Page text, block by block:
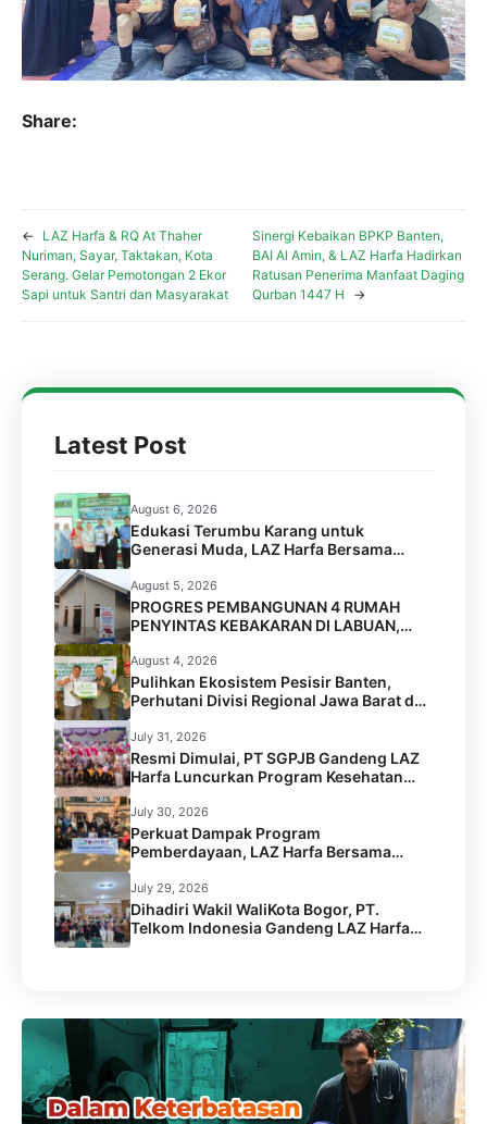
Share:
←
LAZ Harfa & RQ At Thaher
Nuriman, Sayar, Taktakan, Kota
Serang. Gelar Pemotongan 2 Ekor
Sapi untuk Santri dan Masyarakat
Sinergi Kebaikan BPKP Banten,
BAI Al Amin, & LAZ Harfa Hadirkan
Ratusan Penerima Manfaat Daging
Qurban 1447 H
→
Latest Post
August 6, 2026
Edukasi Terumbu Karang untuk
Generasi Muda, LAZ Harfa Bersama
FPTK Banten & Squad Pulau Merak Besar
Gelar Coral Reef Goes to School di SMPN
6 Kota Cilegon
August 5, 2026
PROGRES PEMBANGUNAN 4 RUMAH
PENYINTAS KEBAKARAN DI LABUAN,
PANDEGLANG
August 4, 2026
Pulihkan Ekosistem Pesisir Banten,
Perhutani Divisi Regional Jawa Barat dan
Banten Salurkan Bantuan 1.000 Bibit
Pohon Mangrove melalui LAZ Harfa
July 31, 2026
Resmi Dimulai, PT SGPJB Gandeng LAZ
Harfa Luncurkan Program Kesehatan
SEGA KEBUL di 2 Desa Kabupaten
Serang
July 30, 2026
Perkuat Dampak Program
Pemberdayaan, LAZ Harfa Bersama
Caritas Australia dan Australian Aid
Gelar Capacity Building Staf
July 29, 2026
Dihadiri Wakil WaliKota Bogor, PT.
Telkom Indonesia Gandeng LAZ Harfa
Gelar Kick Off Meeting Program